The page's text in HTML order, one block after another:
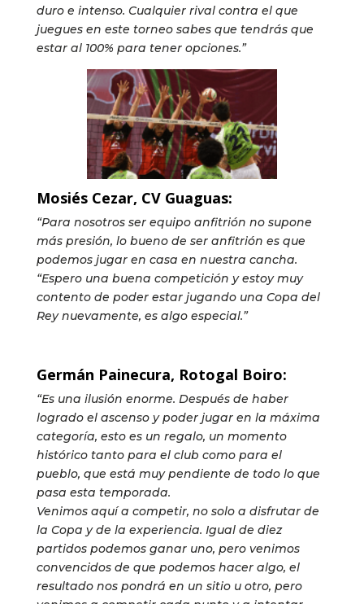
duro e intenso. Cualquier rival contra el que
juegues en este torneo sabes que tendrás que
estar al 100% para tener opciones.”
Mosiés Cezar, CV Guaguas:
“Para nosotros ser equipo anfitrión no supone
más presión, lo bueno de ser anfitrión es que
podemos jugar en casa en nuestra cancha.
“Espero una buena competición y estoy muy
contento de poder estar jugando una Copa del
Rey nuevamente, es algo especial.”
Germán Painecura, Rotogal Boiro:
“Es una ilusión enorme. Después de haber
logrado el ascenso y poder jugar en la máxima
categoría, esto es un regalo, un momento
histórico tanto para el club como para el
pueblo, que está muy pendiente de todo lo que
pasa esta temporada.
Venimos aquí a competir, no solo a disfrutar de
la Copa y de la experiencia. Igual de diez
partidos podemos ganar uno, pero venimos
convencidos de que podemos hacer algo, el
resultado nos pondrá en un sitio u otro, pero